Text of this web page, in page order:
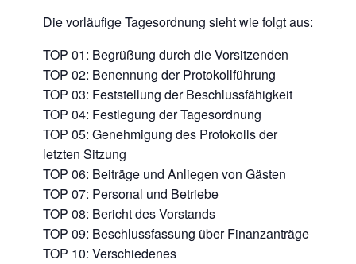
Die vorläufige Tagesordnung sieht wie folgt aus:
TOP 01: Begrüßung durch die Vorsitzenden
TOP 02: Benennung der Protokollführung
TOP 03: Feststellung der Beschlussfähigkeit
TOP 04: Festlegung der Tagesordnung
TOP 05: Genehmigung des Protokolls der
letzten Sitzung
TOP 06: Beiträge und Anliegen von Gästen
TOP 07: Personal und Betriebe
TOP 08: Bericht des Vorstands
TOP 09: Beschlussfassung über Finanzanträge
TOP 10: Verschiedenes